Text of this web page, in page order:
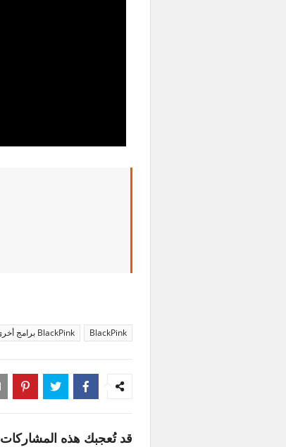
BlackPink BlackPink برامج أخرى
قد تُعجبك هذه المشاركات